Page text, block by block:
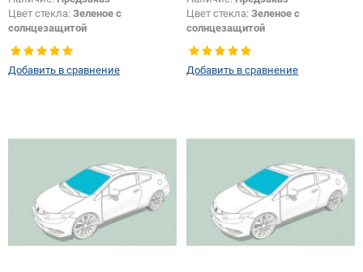
Цвет стекла: Зеленое с
солнцезащитой
Тип кузова: Купе
Добавить в сравнение
Цвет стекла:Зеленое с
солнцезащитой
Тип кузова:Купе
Добавить в сравнение